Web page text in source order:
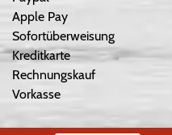
Apple Pay
Sofortüberweisung
Kreditkarte
Rechnungskauf
Vorkasse